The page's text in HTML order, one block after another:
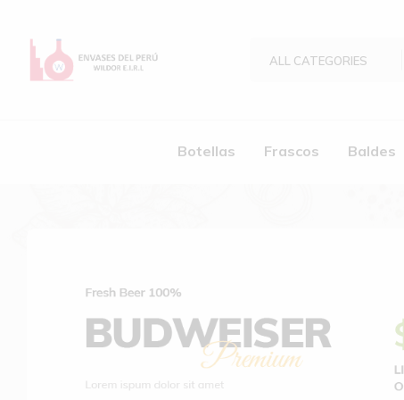
ALL CATEGORIES
Botellas Frascos Baldes